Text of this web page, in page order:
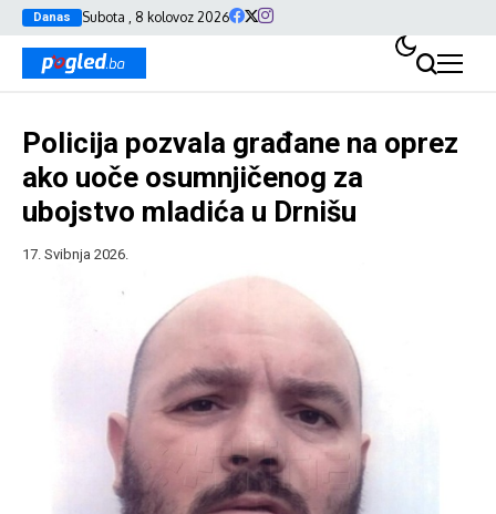
Danas Subota , 8 kolovoz 2026
Policija pozvala građane na oprez
ako uoče osumnjičenog za
ubojstvo mladića u Drnišu
17. Svibnja 2026.